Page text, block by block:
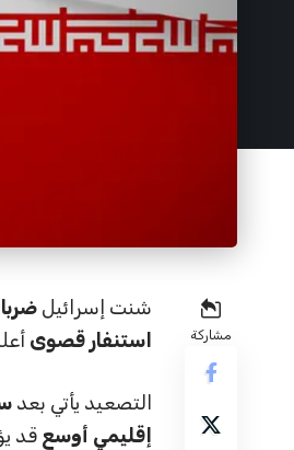
مشاركة
شنت إسرائيل
استنفار قصوى
التصعيد يأتي بعد
إقليمي أوسع قد